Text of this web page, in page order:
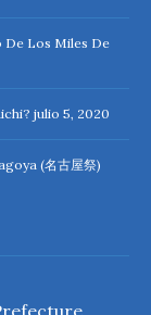
De Los Miles De
julio 5, 2020
(名古屋祭)